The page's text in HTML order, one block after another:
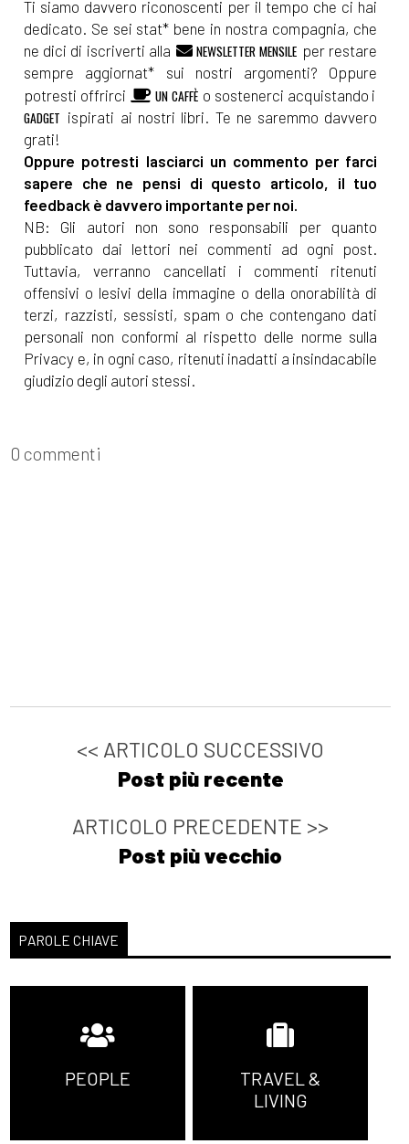
Ti siamo davvero riconoscenti per il tempo che ci hai
dedicato. Se sei stat* bene in nostra compagnia, che
ne dici di iscriverti alla
NEWSLETTER MENSILE per restare
sempre aggiornat* sui nostri argomenti? Oppure
potresti offrirci
UN CAFFÈ o sostenerci acquistando i
GADGET ispirati ai nostri libri. Te ne saremmo davvero
grati!
Oppure potresti lasciarci un commento per farci
sapere che ne pensi di questo articolo, il tuo
feedback è davvero importante per noi.
NB: Gli autori non sono responsabili per quanto
pubblicato dai lettori nei commenti ad ogni post.
Tuttavia, verranno cancellati i commenti ritenuti
offensivi o lesivi della immagine o della onorabilità di
terzi, razzisti, sessisti, spam o che contengano dati
personali non conformi al rispetto delle norme sulla
Privacy e, in ogni caso, ritenuti inadatti a insindacabile
giudizio degli autori stessi.
0 commenti
<< ARTICOLO SUCCESSIVO
Post più recente
ARTICOLO PRECEDENTE >>
Post più vecchio
PAROLE CHIAVE
PEOPLE
TRAVEL &
LIVING